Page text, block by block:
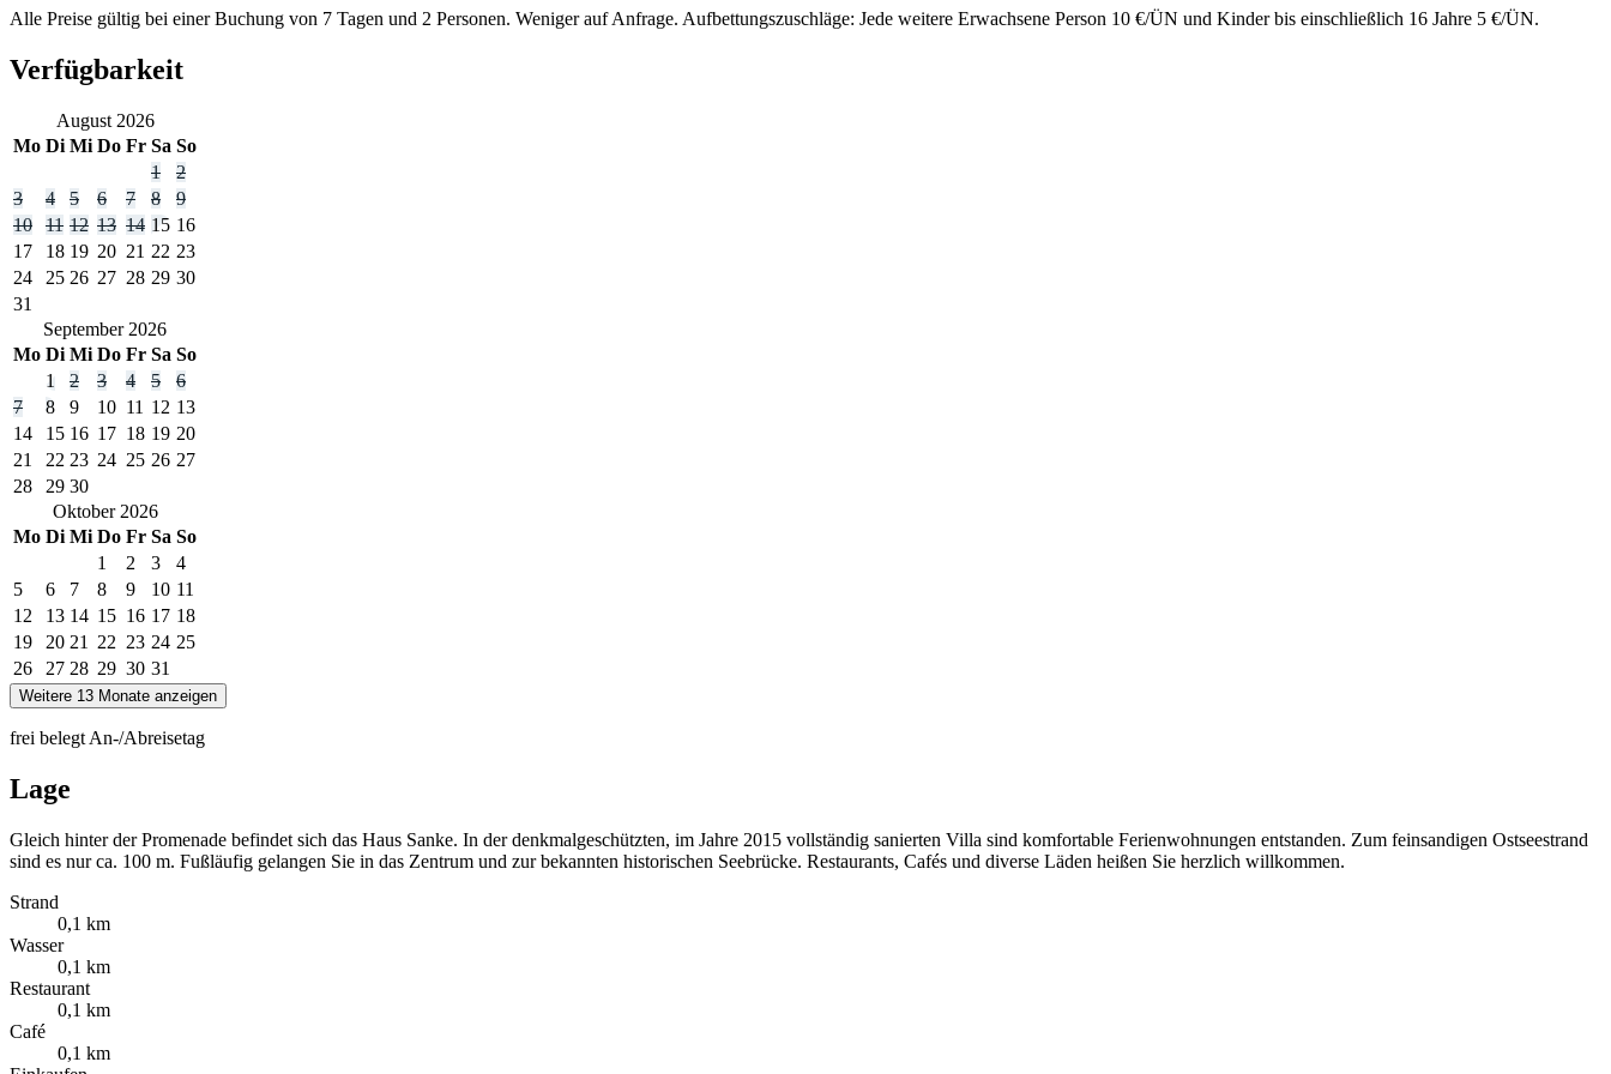
Alle Preise gültig bei einer Buchung von 7 Tagen und 2 Personen. Weniger auf Anfrage. Aufbettungszuschläge: Jede weitere Erwachsene Person 10 €/ÜN und Kinder bis einschließlich 16 Jahre 5 €/ÜN.
Verfügbarkeit
August 2026
Mo Di Mi Do Fr Sa So
1
2
3
4 5 6 7 8
9
10
11 12 13 14 15 16
17
18 19 20 21 22 23
24
25 26 27 28 29 30
31
September 2026
Mo Di Mi Do Fr Sa So
1
2 3 4 5
6
7
8 9 10 11 12 13
14
15 16 17 18 19 20
21
22 23 24 25 26 27
28
29 30
Oktober 2026
Mo Di Mi Do Fr Sa So
1
2 3
4
5
6 7 8 9 10 11
12
13 14 15 16 17 18
19
20 21 22 23 24 25
26
27 28 29 30 31
Weitere 13 Monate anzeigen
frei belegt An-/Abreisetag
Lage
Gleich hinter der Promenade befindet sich das Haus Sanke. In der denkmalgeschützten, im Jahre 2015 vollständig sanierten Villa sind komfortable Ferienwohnungen entstanden. Zum feinsandigen Ostseestrand
sind es nur ca. 100 m. Fußläufig gelangen Sie in das Zentrum und zur bekannten historischen Seebrücke. Restaurants, Cafés und diverse Läden heißen Sie herzlich willkommen.
Strand
0,1 km
Wasser
0,1 km
Restaurant
0,1 km
Café
0,1 km